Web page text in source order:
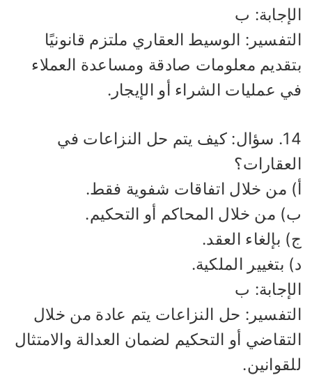
ب
الوسيط العقاري ملتزم قانونيًا
معلومات صادقة ومساعدة العملاء
عمليات الشراء أو الإيجار.
14. سؤال: كيف يتم حل النزاعات في
من خلال اتفاقات شفوية فقط.
من خلال المحاكم أو التحكيم.
بإلغاء العقد.
بتغيير الملكية.
ب
حل النزاعات يتم عادة من خلال
أو التحكيم لضمان العدالة والامتثال